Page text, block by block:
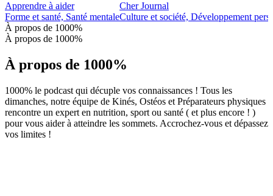
Apprendre à aider
Forme et santé, Santé mentale
Cher Journal
Culture et société, Développement
À propos de 1000%
À propos de 1000%
À propos de 1000%
1000% le podcast qui décuple vos connaissances ! Tous les
dimanches, notre équipe de Kinés, Ostéos et Préparateurs physiques
rencontre un expert en nutrition, sport ou santé ( et plus encore ! )
pour vous aider à atteindre les sommets. Accrochez-vous et dépassez
vos limites !